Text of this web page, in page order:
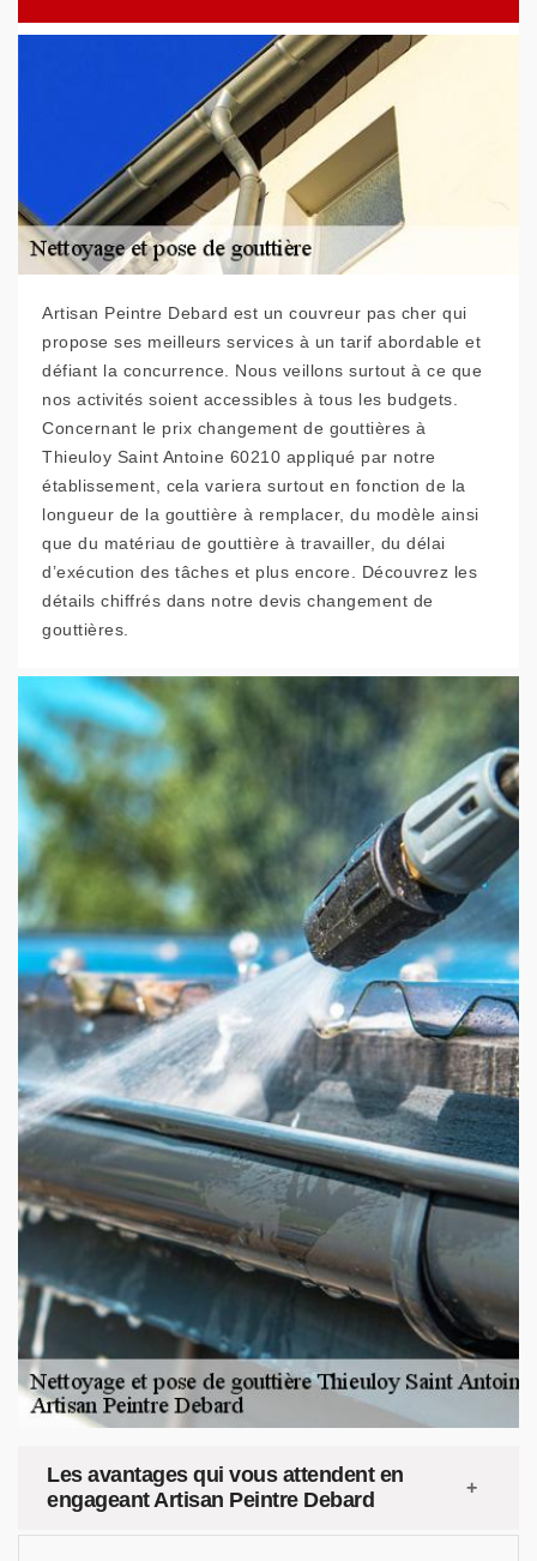
Artisan Peintre Debard est un couvreur pas cher qui
propose ses meilleurs services à un tarif abordable et
défiant la concurrence. Nous veillons surtout à ce que
nos activités soient accessibles à tous les budgets.
Concernant le prix changement de gouttières à
Thieuloy Saint Antoine 60210 appliqué par notre
établissement, cela variera surtout en fonction de la
longueur de la gouttière à remplacer, du modèle ainsi
que du matériau de gouttière à travailler, du délai
d’exécution des tâches et plus encore. Découvrez les
détails chiffrés dans notre devis changement de
gouttières.
Les avantages qui vous attendent en
engageant Artisan Peintre Debard